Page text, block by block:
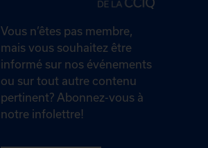
Vous n’êtes pas membre,
mais vous souhaitez être
informé sur nos événements
ou sur tout autre contenu
pertinent? Abonnez-vous à
notre infolettre!